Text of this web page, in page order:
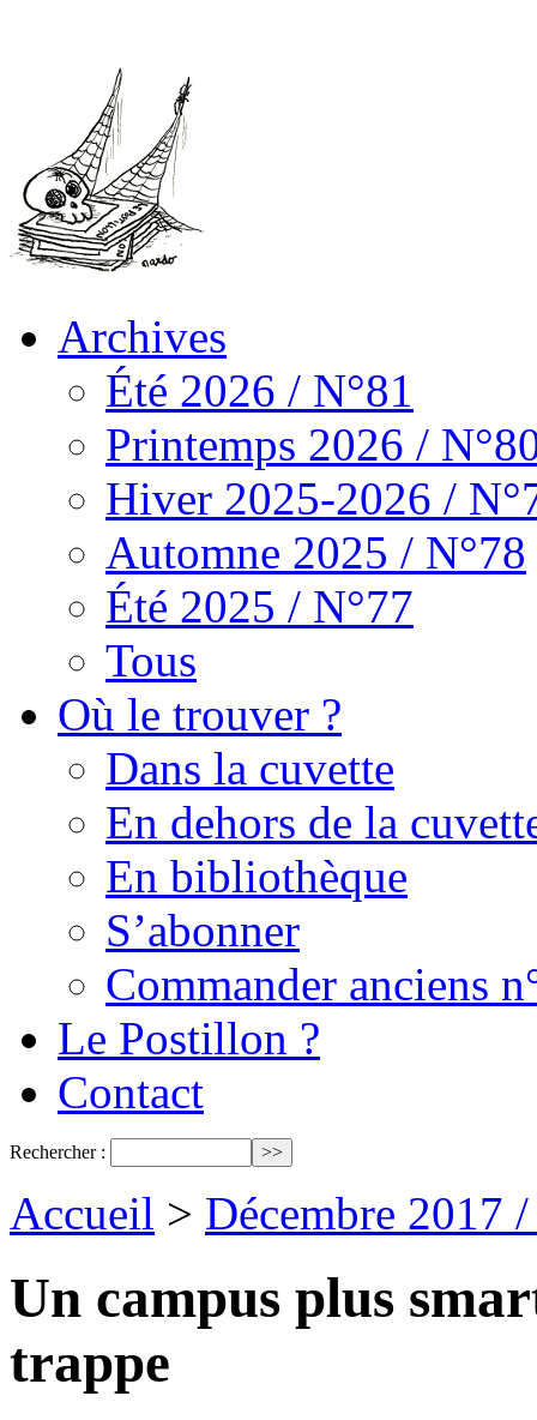
Archives
Été 2026 / N°81
Printemps 2026 /
Hiver 2025-2026 /
Automne 2025 / N°78
Été 2025 / N°77
Tous
Où le trouver ?
Dans la cuvette
En dehors de la
En bibliothèque
S’abonner
Commander anciens
Le Postillon ?
Contact
Rechercher :
Accueil > Décembre 2017
Un campus plus
trappe